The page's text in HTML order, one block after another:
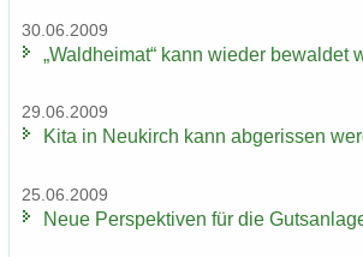
30.06.2009
„Wald­hei­mat“ kann wie­der be­wal­det
29.06.2009
Kita in Neu­kirch kann ab­ge­ris­sen
25.06.2009
Neue Per­spek­ti­ven für die